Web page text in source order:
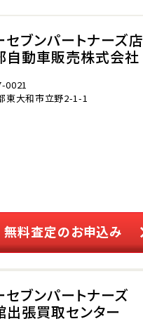
セブンパートナーズ店
自動車販売株式会社
0021
東大和市立野2-1-1
無料査定のお申込み
セブンパートナーズ
出張買取センター